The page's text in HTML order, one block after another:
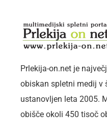
SOBOTA, 8. AVGUST 2026
Prlekija-on.net je
obiskan spletni medij v
ustanovljen leta 2005.
obišče okoli 450 tisoč
Naslovnica